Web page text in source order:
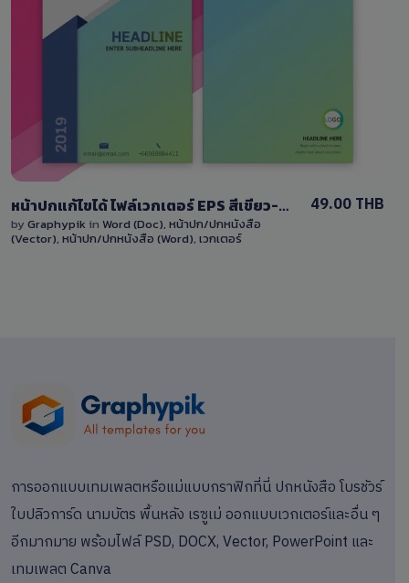
View Details
หน้าปกแก้ไขได้ ไฟล์เวกเตอร์ EPS สีเขียว-สีฟ้าแบบไล่สี พร้อมไฟล์ Word แก้ไขง่าย Download cover EPS file with blue color
by Graphypik in Word (Doc), หน้าปก/ปกหนังสือ
(Vector), หน้าปก/ปกหนังสือ (Word), เวกเตอร์
49.00 THB
การออกแบบเทมเพลตหรือแม่แบบกราฟิกที่นี่ ปกหนังสือ โบรชัวร์
ใบปลิวการ์ด นามบัตร พื้นหลัง เรซูเม่ ออกแบบเวกเตอร์และอื่น ๆ
อีกมากมาย พร้อมไฟล์ PSD, DOCX, Vector, PowerPoint และ
เทมเพลต Canva